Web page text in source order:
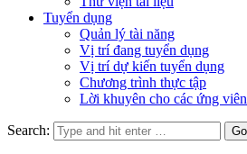
Tuyển dụng
Quản lý tài năng
Vị trí đang tuyển dụng
Vị trí dự kiến tuyển dụng
Chương trình thực tập
Lời khuyên cho các ứng viên
Search: